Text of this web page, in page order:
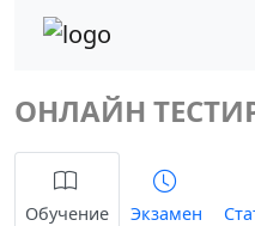
ОНЛАЙН
Обучение Экзамен